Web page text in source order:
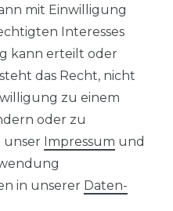
mit Einwilligung
Interesses
kann erteilt oder
das Recht, nicht
zu einem
oder zu
unser Impressum und
in unserer Daten­